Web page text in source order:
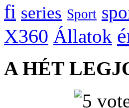
fi series Sport
X360 Állatok
A HÉT